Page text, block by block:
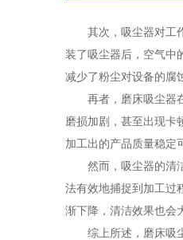
其次，吸尘器对工作
装了吸尘器后，空气中
减少了粉尘对设备的腐
再者，磨床吸尘器在
磨损加剧，甚至出现卡
加工出的产品质量稳定
然而，吸尘器的清洁
法有效地捕捉到加工过
渐下降，清洁效果也会
综上所述，磨床吸尘